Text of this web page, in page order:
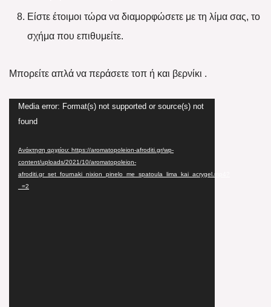
Είστε έτοιμοι τώρα να διαμορφώσετε με τη λίμα σας, το
σχήμα που επιθυμείτε.
Μπορείτε απλά να περάσετε τοπ ή και βερνίκι .
Πρόγραμμα
Αναπαραγωγής
Βίντεο
Media error: Format(s) not supported or source(s) not
found
Ανάκτηση αρχείου: https://aromatopoleion-afroditi.gr/wp-
content/uploads/2021/10/aromatopoleion-
afroditi.gr_set_fournaki_nixion_pinelo_me_spatoula_lima_kai_acrygel.mp4?
_=2